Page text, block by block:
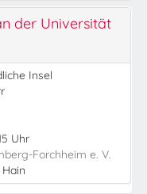
der Universität
Insel
Uhr
Forchheim e. V.